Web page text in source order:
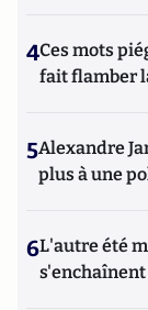
4Ces mots
fait flamber
5Alexandre
plus à une
6L'autre été
s'enchaînent